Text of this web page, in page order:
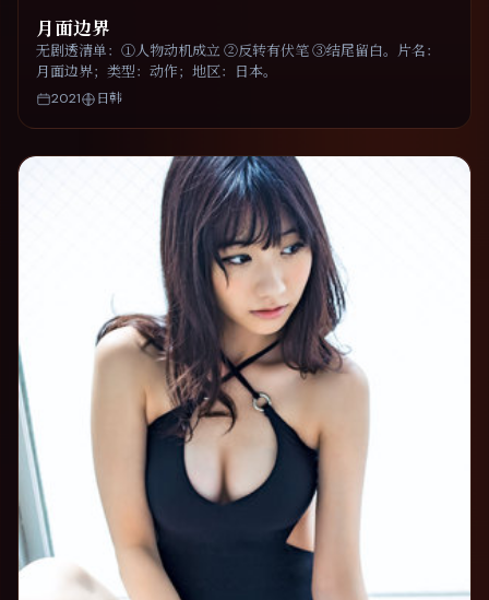
月面边界
无剧透清单：①人物动机成立 ②反转有伏笔 ③结尾留白。片名：
月面边界；类型：动作；地区：日本。
2021 日韩